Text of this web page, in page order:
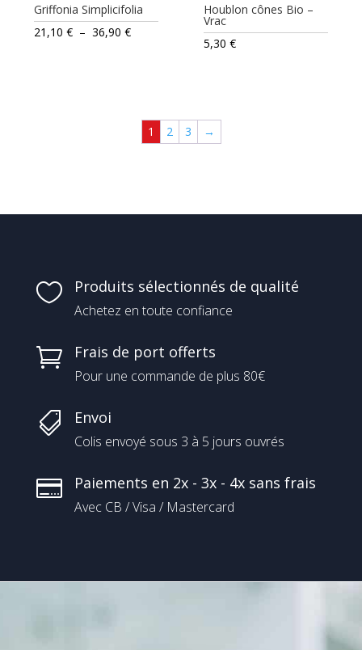
Griffonia Simplicifolia
21,10€ – 36,90€Plage
36,90 €
Houblon cônes Bio –
Vrac
5,30€
1 2 3 →
 Produits sélectionnés de qualité
Achetez en toute confiance
 Frais de port offerts
Pour une commande de plus 80€
 Envoi
Colis envoyé sous 3 à 5 jours ouvrés
 Paiements en 2x - 3x - 4x sans frais
Avec CB / Visa / Mastercard